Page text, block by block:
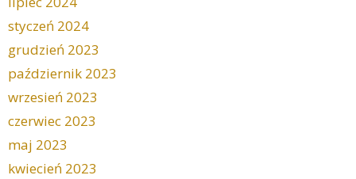
styczeń 2024
grudzień 2023
październik 2023
wrzesień 2023
czerwiec 2023
maj 2023
kwiecień 2023